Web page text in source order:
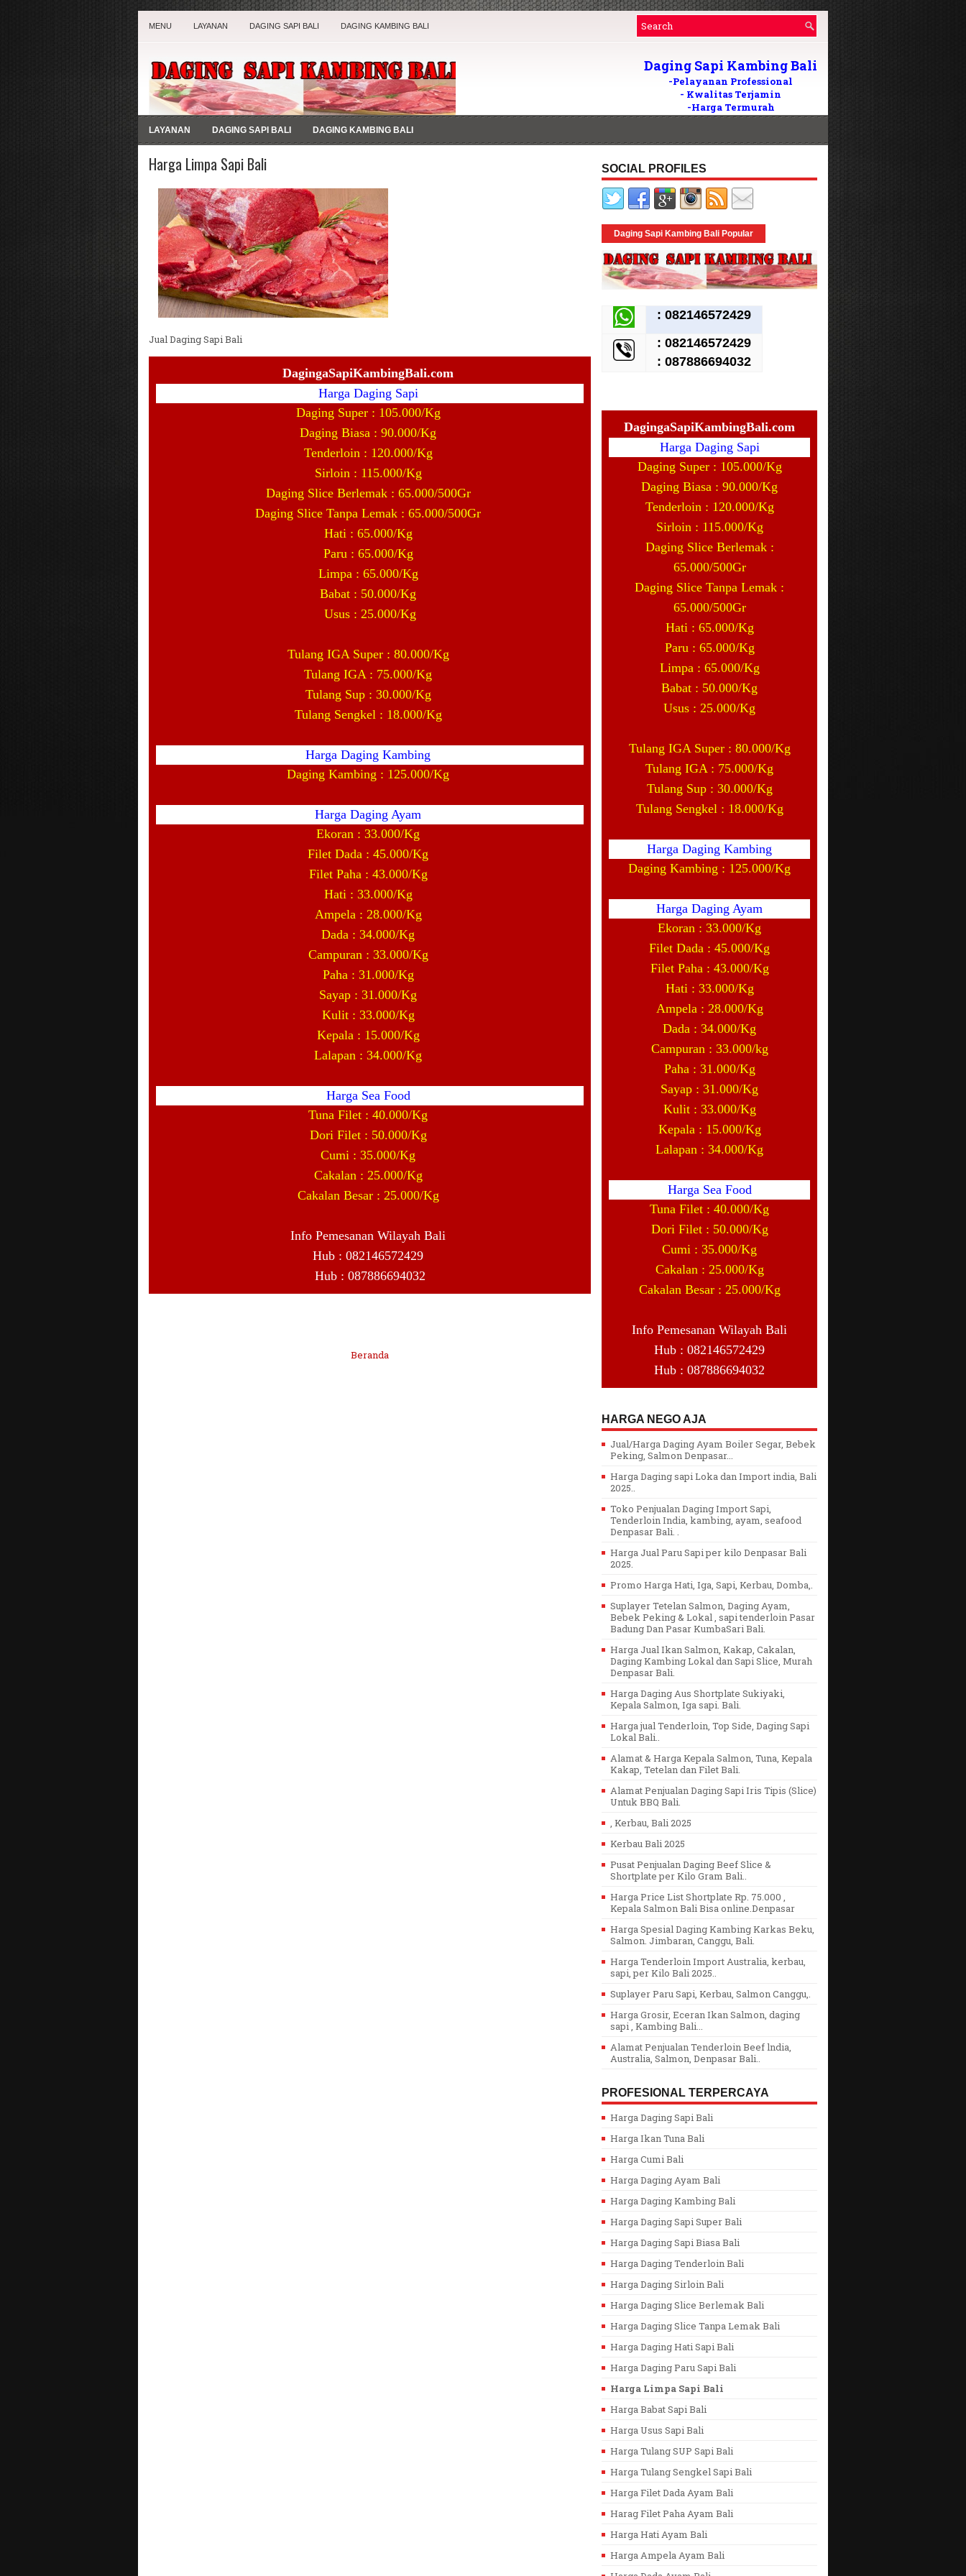
MENU LAYANAN DAGING SAPI BALI DAGING KAMBING BALI
Daging Sapi Kambing Bali
-Pelayanan Professional
- Kwalitas Terjamin
-Harga Termurah
Wilayah Di Bali
LAYANAN DAGING SAPI BALI DAGING KAMBING BALI
Harga Limpa Sapi Bali
Jual Daging Sapi Bali
DagingaSapiKambingBali.com
Harga Daging Sapi
Daging Super : 105.000/Kg
Daging Biasa : 90.000/Kg
Tenderloin : 120.000/Kg
Sirloin : 115.000/Kg
Daging Slice Berlemak : 65.000/500Gr
Daging Slice Tanpa Lemak : 65.000/500Gr
Hati : 65.000/Kg
Paru : 65.000/Kg
Limpa : 65.000/Kg
Babat : 50.000/Kg
Usus : 25.000/Kg
Tulang IGA Super : 80.000/Kg
Tulang IGA : 75.000/Kg
Tulang Sup : 30.000/Kg
Tulang Sengkel : 18.000/Kg
Harga Daging Kambing
Daging Kambing : 125.000/Kg
Harga Daging Ayam
Ekoran : 33.000/Kg
Filet Dada : 45.000/Kg
Filet Paha : 43.000/Kg
Hati : 33.000/Kg
Ampela : 28.000/Kg
Dada : 34.000/Kg
Campuran : 33.000/Kg
Paha : 31.000/Kg
Sayap : 31.000/Kg
Kulit : 33.000/Kg
Kepala : 15.000/Kg
Lalapan : 34.000/Kg
Harga Sea Food
Tuna Filet : 40.000/Kg
Dori Filet : 50.000/Kg
Cumi : 35.000/Kg
Cakalan : 25.000/Kg
Cakalan Besar : 25.000/Kg
Info Pemesanan Wilayah Bali
Hub : 082146572429
Hub : 087886694032
Beranda
SOCIAL PROFILES
Daging Sapi Kambing Bali Popular
: 082146572429
: 082146572429
: 087886694032
DagingaSapiKambingBali.com
Harga Daging Sapi
Daging Super : 105.000/Kg
Daging Biasa : 90.000/Kg
Tenderloin : 120.000/Kg
Sirloin : 115.000/Kg
Daging Slice Berlemak :
65.000/500Gr
Daging Slice Tanpa Lemak :
65.000/500Gr
Hati : 65.000/Kg
Paru : 65.000/Kg
Limpa : 65.000/Kg
Babat : 50.000/Kg
Usus : 25.000/Kg
Tulang IGA Super : 80.000/Kg
Tulang IGA : 75.000/Kg
Tulang Sup : 30.000/Kg
Tulang Sengkel : 18.000/Kg
Harga Daging Kambing
Daging Kambing : 125.000/Kg
Harga Daging Ayam
Ekoran : 33.000/Kg
Filet Dada : 45.000/Kg
Filet Paha : 43.000/Kg
Hati : 33.000/Kg
Ampela : 28.000/Kg
Dada : 34.000/Kg
Campuran : 33.000/kg
Paha : 31.000/Kg
Sayap : 31.000/Kg
Kulit : 33.000/Kg
Kepala : 15.000/Kg
Lalapan : 34.000/Kg
Harga Sea Food
Tuna Filet : 40.000/Kg
Dori Filet : 50.000/Kg
Cumi : 35.000/Kg
Cakalan : 25.000/Kg
Cakalan Besar : 25.000/Kg
Info Pemesanan Wilayah Bali
Hub : 082146572429
Hub : 087886694032
HARGA NEGO AJA
Jual/Harga Daging Ayam Boiler Segar, Bebek
Peking, Salmon Denpasar...
Harga Daging sapi Loka dan Import india, Bali
2025..
Toko Penjualan Daging Import Sapi,
Tenderloin India, kambing, ayam, seafood
Denpasar Bali. .
Harga Jual Paru Sapi per kilo Denpasar Bali
2025.
Promo Harga Hati, Iga, Sapi, Kerbau, Domba,.
Suplayer Tetelan Salmon, Daging Ayam,
Bebek Peking & Lokal , sapi tenderloin Pasar
Badung Dan Pasar KumbaSari Bali.
Harga Jual Ikan Salmon, Kakap, Cakalan,
Daging Kambing Lokal dan Sapi Slice, Murah
Denpasar Bali.
Harga Daging Aus Shortplate Sukiyaki,
Kepala Salmon, Iga sapi. Bali.
Harga jual Tenderloin, Top Side, Daging Sapi
Lokal Bali..
Alamat & Harga Kepala Salmon, Tuna, Kepala
Kakap, Tetelan dan Filet Bali.
Alamat Penjualan Daging Sapi Iris Tipis (Slice)
Untuk BBQ Bali.
, Kerbau, Bali 2025
Kerbau Bali 2025
Pusat Penjualan Daging Beef Slice &
Shortplate per Kilo Gram Bali..
Harga Price List Shortplate Rp. 75.000 ,
Kepala Salmon Bali Bisa online.Denpasar
Harga Spesial Daging Kambing Karkas Beku,
Salmon. Jimbaran, Canggu, Bali.
Harga Tenderloin Import Australia, kerbau,
sapi, per Kilo Bali 2025..
Suplayer Paru Sapi, Kerbau, Salmon Canggu,.
Harga Grosir, Eceran Ikan Salmon, daging
sapi , Kambing Bali...
Alamat Penjualan Tenderloin Beef lndia,
Australia, Salmon, Denpasar Bali..
PROFESIONAL TERPERCAYA
Harga Daging Sapi Bali
Harga Ikan Tuna Bali
Harga Cumi Bali
Harga Daging Ayam Bali
Harga Daging Kambing Bali
Harga Daging Sapi Super Bali
Harga Daging Sapi Biasa Bali
Harga Daging Tenderloin Bali
Harga Daging Sirloin Bali
Harga Daging Slice Berlemak Bali
Harga Daging Slice Tanpa Lemak Bali
Harga Daging Hati Sapi Bali
Harga Daging Paru Sapi Bali
Harga Limpa Sapi Bali
Harga Babat Sapi Bali
Harga Usus Sapi Bali
Harga Tulang SUP Sapi Bali
Harga Tulang Sengkel Sapi Bali
Harga Filet Dada Ayam Bali
Harag Filet Paha Ayam Bali
Harga Hati Ayam Bali
Harga Ampela Ayam Bali